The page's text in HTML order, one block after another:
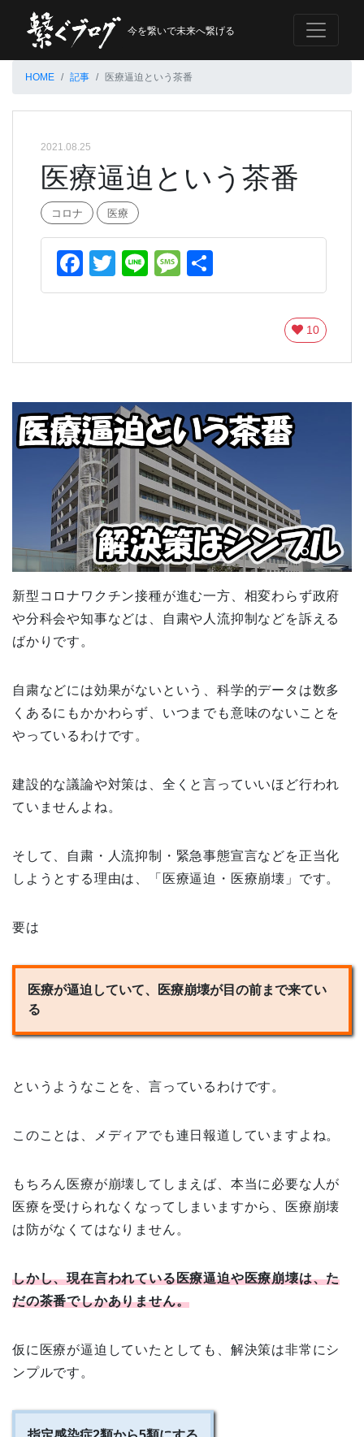
今を繋いで未来へ繋げる
HOME 記事 医療逼迫という茶番
2021.08.25
医療逼迫という茶番
コロナ 医療
Facebook
Twitter
LineMessage
有
10
新型コロナワクチン接種が進む一方、相変わらず政府
や分科会や知事などは、自粛や人流抑制などを訴える
ばかりです。
自粛などには効果がないという、科学的データは数多
くあるにもかかわらず、いつまでも意味のないことを
やっているわけです。
建設的な議論や対策は、全くと言っていいほど行われ
ていませんよね。
そして、自粛・人流抑制・緊急事態宣言などを正当化
しようとする理由は、「医療逼迫・医療崩壊」です。
要は
医療が逼迫していて、医療崩壊が目の前まで来てい
る
というようなことを、言っているわけです。
このことは、メディアでも連日報道していますよね。
もちろん医療が崩壊してしまえば、本当に必要な人が
医療を受けられなくなってしまいますから、医療崩壊
は防がなくてはなりません。
しかし、現在言われている医療逼迫や医療崩壊は、た
だの茶番でしかありません。
仮に医療が逼迫していたとしても、解決策は非常にシ
ンプルです。